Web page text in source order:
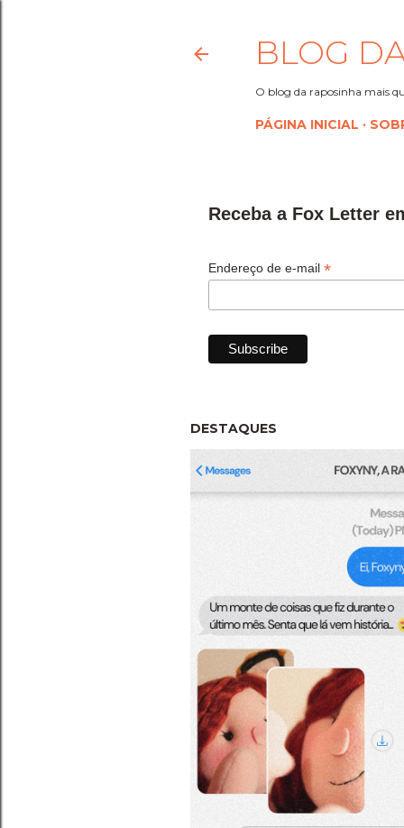
BLOG
O blog da raposinha mais
PÁGINA INICIAL
Receba a Fox Letter
Endereço de e-mail *
DESTAQUES